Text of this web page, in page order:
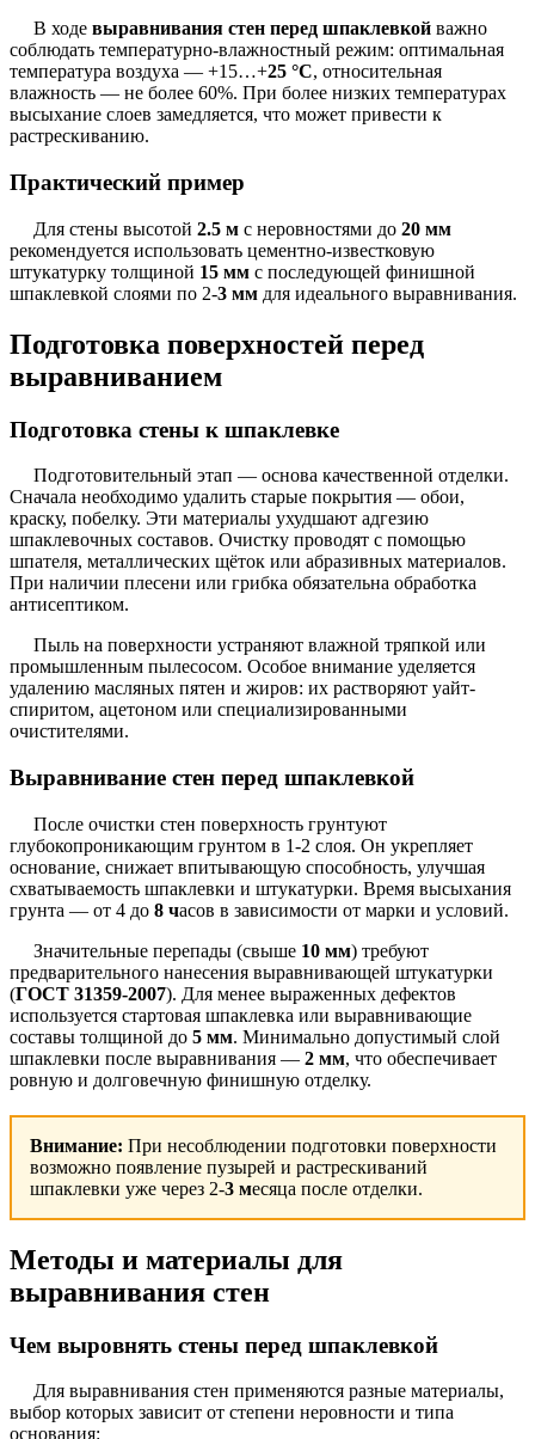
В ходе выравнивания стен перед шпаклевкой важно
соблюдать температурно-влажностный режим: оптимальная
температура воздуха — +15…+25 °C, относительная
влажность — не более 60%. При более низких температурах
высыхание слоев замедляется, что может привести к
растрескиванию.
Практический пример
Для стены высотой 2.5 м с неровностями до 20 мм
рекомендуется использовать цементно-известковую
штукатурку толщиной 15 мм с последующей финишной
шпаклевкой слоями по 2-3 мм для идеального выравнивания.
Подготовка поверхностей перед
выравниванием
Подготовка стены к шпаклевке
Подготовительный этап — основа качественной отделки.
Сначала необходимо удалить старые покрытия — обои,
краску, побелку. Эти материалы ухудшают адгезию
шпаклевочных составов. Очистку проводят с помощью
шпателя, металлических щёток или абразивных материалов.
При наличии плесени или грибка обязательна обработка
антисептиком.
Пыль на поверхности устраняют влажной тряпкой или
промышленным пылесосом. Особое внимание уделяется
удалению масляных пятен и жиров: их растворяют уайт-
спиритом, ацетоном или специализированными
очистителями.
Выравнивание стен перед шпаклевкой
После очистки стен поверхность грунтуют
глубокопроникающим грунтом в 1-2 слоя. Он укрепляет
основание, снижает впитывающую способность, улучшая
схватываемость шпаклевки и штукатурки. Время высыхания
грунта — от 4 до 8 часов в зависимости от марки и условий.
Значительные перепады (свыше 10 мм) требуют
предварительного нанесения выравнивающей штукатурки
(ГОСТ 31359-2007). Для менее выраженных дефектов
используется стартовая шпаклевка или выравнивающие
составы толщиной до 5 мм. Минимально допустимый слой
шпаклевки после выравнивания — 2 мм, что обеспечивает
ровную и долговечную финишную отделку.
Внимание: При несоблюдении подготовки поверхности
возможно появление пузырей и растрескиваний
шпаклевки уже через 2-3 месяца после отделки.
Методы и материалы для
выравнивания стен
Чем выровнять стены перед шпаклевкой
Для выравнивания стен применяются разные материалы,
выбор которых зависит от степени неровности и типа
основания: